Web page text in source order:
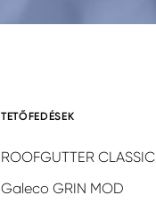
TETŐFEDÉSEK
ROOFGUTTER CLASSIC
Galeco GRIN MOD